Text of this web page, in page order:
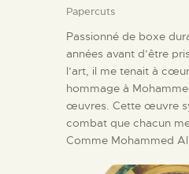
Papercuts
Passionné de boxe
années avant d’être
l’art, il me tenait à
hommage à
œuvres. Cette œuvre
combat que chacun
Comme Mohammed